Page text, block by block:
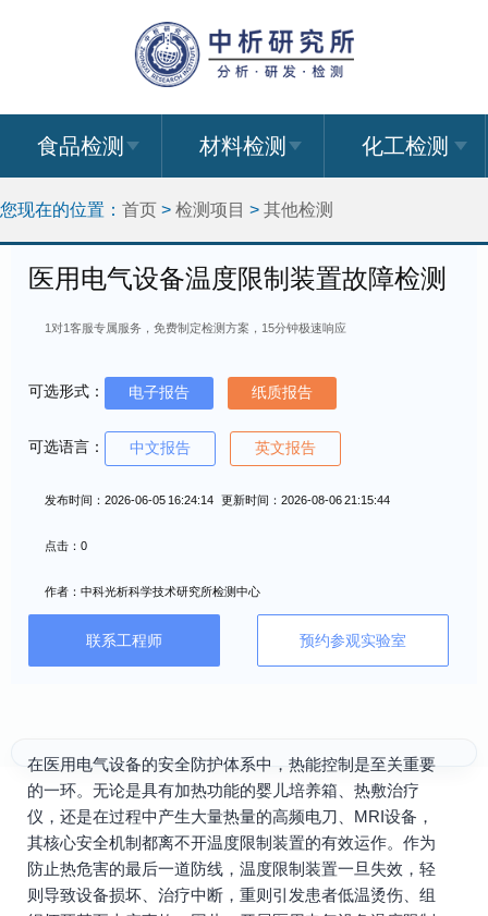
食品检测 材料检测 化工检测
您现在的位置： 首页 > 检测项目 > 其他检测
医用电气设备温度限制装置故障检测
1对1客服专属服务，免费制定检测方案，15分钟极速响应
可选形式： 电子报告 纸质报告
可选语言： 中文报告 英文报告
发布时间：2026-06-05 16:24:14 更新时间：2026-08-06 21:15:44
点击：0
作者：中科光析科学技术研究所检测中心
联系工程师 预约参观实验室
在医用电气设备的安全防护体系中，热能控制是至关重要
的一环。无论是具有加热功能的婴儿培养箱、热敷治疗
仪，还是在过程中产生大量热量的高频电刀、MRI设备，
其核心安全机制都离不开温度限制装置的有效运作。作为
防止热危害的最后一道防线，温度限制装置一旦失效，轻
则导致设备损坏、治疗中断，重则引发患者低温烫伤、组